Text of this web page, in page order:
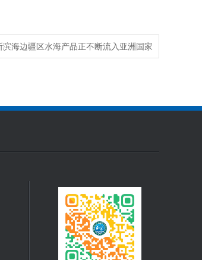
滨海边疆区水海产品正不断流入亚洲国家